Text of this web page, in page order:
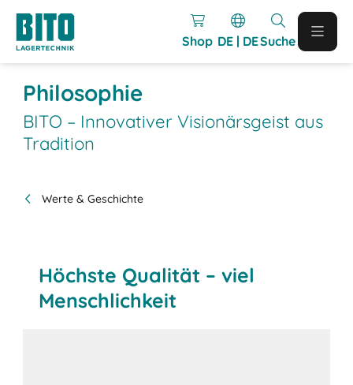
Shop DE | DESuche
Philosophie
BITO – Innovativer Visionärsgeist aus
Tradition
Werte & Geschichte
Höchste Qualität – viel
Menschlichkeit